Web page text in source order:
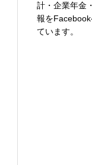
計・企業年金
報を
ています。